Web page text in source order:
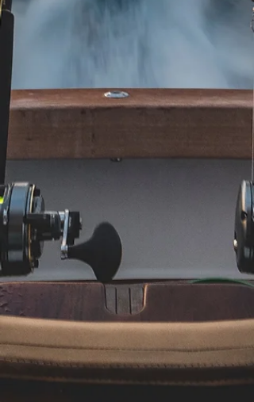
Pagrindiniai bruožai: